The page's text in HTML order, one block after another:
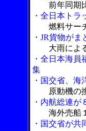
前年同期
・全日本ト
燃料サー
・JR貨物が
大雨によ
・全日本海
集
・国交省、
原動機の
・内航総連が
海外売船
・国交省が